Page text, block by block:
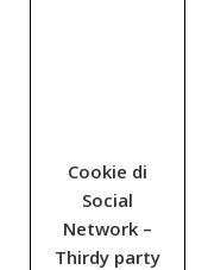
Cookie di
Social
Network –
Thirdy party